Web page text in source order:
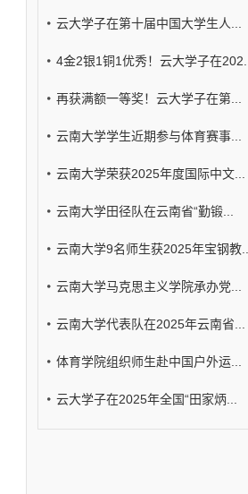
云大学子在第十届中国大学生人...
4金2银1铜1优秀！云大学子在202...
再获满额一等奖！云大学子在第...
云南大学学生近期参与体育赛事...
云南大学荣获2025年度国际中文...
云南大学田径队在云南省“勤锻...
云南大学9名师生获2025年宝钢教...
云南大学马克思主义学院承办党...
云南大学代表队在2025年云南省...
体育学院组织师生赴中国户外运...
云大学子在2025年全国“田家炳...